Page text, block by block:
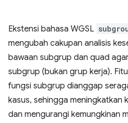
Ekstensi bahasa WGSL
mengubah cakupan analisis
bawaan subgrup dan quad
subgrup (bukan grup kerja).
fungsi subgrup dianggap
kasus, sehingga meningkatkan
dan mengurangi kemungkinan